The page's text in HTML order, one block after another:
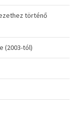
történő
(2003-tól)